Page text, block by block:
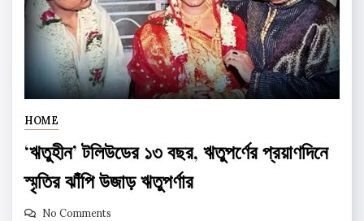
HOME
‘ঋতুহীন’ টলিউডের ১৩ বছর, ঋতুপর্ণের প্রয়াণদিনে
স্মৃতির ঝাঁপি উজাড় ঋতুপর্ণার
No Comments